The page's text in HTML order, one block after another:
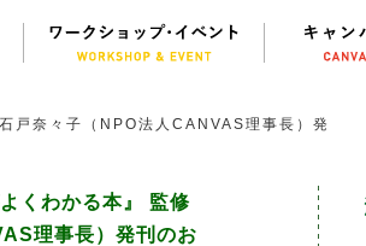
戸奈々子（NPO法人CANVAS理事長）発
くわかる本』 監修
理事長）発刊のお